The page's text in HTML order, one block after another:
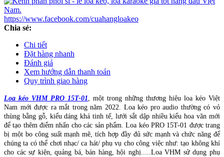
https://www.facebook.com/cuahangloakeo
Chia sẻ:
Chi tiết
Đặt hàng nhanh
Đánh giá
Xem hướng dẫn thanh toán
Quy trình giao hàng
Loa kéo VHM PRO 15T-01, một trong những thương hiệu loa kéo Việt
Nam mới được ra mắt trong năm 2022. Loa kéo pro audio thường có vỏ
thùng bằng gỗ, kiểu dáng khá tinh tế, lưới sắt dập nhiều kiểu hoa văn mới
để tạo thêm điểm nhấn cho các sản phẩm. Loa kéo PRO 15T-01 được trang
bị một bo công suất mạnh mẽ, tích hợp đầy đủ sức mạnh và chức năng để
chúng ta có thể chơi nhạc/ ca hát/ phụ vụ cho công việc như: tạo không khí
cho các sự kiện, quảng bá, bán hàng, hội nghị.....Loa VHM sử dụng phụ